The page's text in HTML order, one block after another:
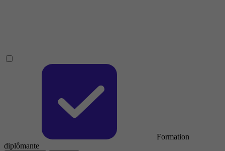
Formation
diplômante